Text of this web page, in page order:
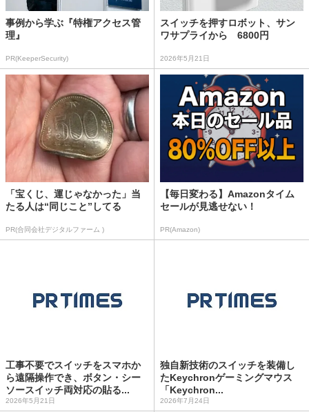
事例から学ぶ『特権アクセス管
理』
PR(KeeperSecurity)
スイッチを押すロボット、サン
ワサプライから 6800円
2026年5月21日
「宝くじ、運じゃなかった」当
たる人は“同じこと”してる
PR(合同会社デジタルファーム )
【毎日変わる】Amazonタイム
セールが見逃せない！
PR(Amazon)
工事不要でスイッチをスマホか
ら遠隔操作でき、ボタン・シー
ソースイッチ両対応の貼る...
2026年5月21日
独自新技術のスイッチを装備し
たKeychronゲーミングマウス
「Keychron...
2026年7月24日